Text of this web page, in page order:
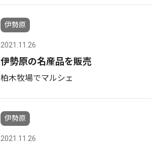
伊勢原
2021.11.26
伊勢原の名産品を販売
柏木牧場でマルシェ
伊勢原
2021.11.26